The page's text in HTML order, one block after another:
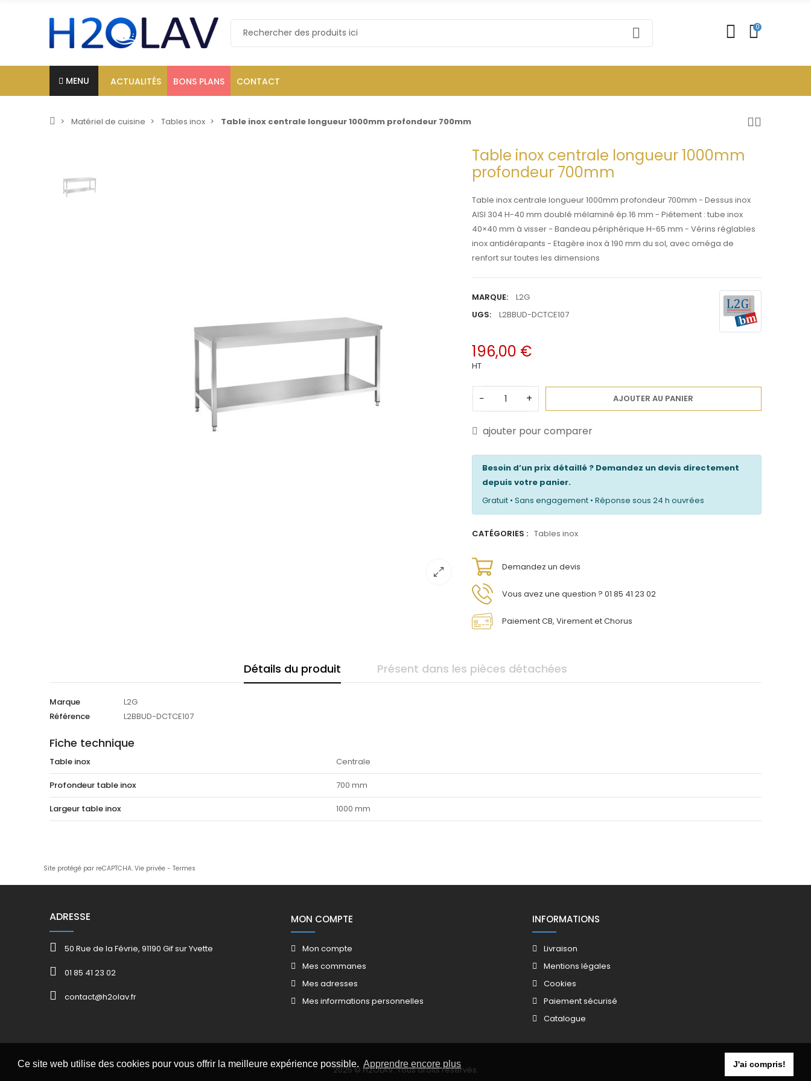
Ce site web utilise des cookies pour vous offrir la meilleure expérience possible. Apprendre encore plus J'ai compris!
0
MENU ACTUALITÉS BONS PLANS CONTACT
Matériel de cuisine Tables inox Table inox centrale longueur 1000mm profondeur 700mm
Table inox centrale longueur 1000mm
profondeur 700mm
Table inox centrale longueur 1000mm profondeur 700mm - Dessus inox
AISI 304 H-40 mm doublé mélaminé ép.16 mm - Piétement : tube inox
40×40 mm à visser - Bandeau périphérique H-65 mm - Vérins réglables
inox antidérapants - Etagère inox à 190 mm du sol, avec oméga de
renfort sur toutes les dimensions
MARQUE:
L2G
UGS:
L2BBUD-DCTCE107
196,00 €
HT
− + AJOUTER AU PANIER
ajouter pour comparer
Besoin d’un prix détaillé ? Demandez un devis directement
depuis votre panier.
Gratuit • Sans engagement • Réponse sous 24 h ouvrées
CATÉGORIES : Tables inox
Demandez un devis
Vous avez une question ? 01 85 41 23 02
Paiement CB, Virement et Chorus
Détails du produit Présent dans les pièces détachées
Marque
L2G
Référence
L2BBUD-DCTCE107
Fiche technique
Table inox Centrale
Profondeur table inox 700 mm
Largeur table inox 1000 mm
Site protégé par reCAPTCHA. Vie privée - Termes
ADRESSE
50 Rue de la Févrie, 91190 Gif sur Yvette
01 85 41 23 02
contact@h2olav.fr
MON COMPTE
Mon compte
Mes commanes
Mes adresses
Mes informations personnelles
INFORMATIONS
Livraison
Mentions légales
Cookies
Paiement sécurisé
Catalogue
2025 © H2OLAV. Tous droits réservés.